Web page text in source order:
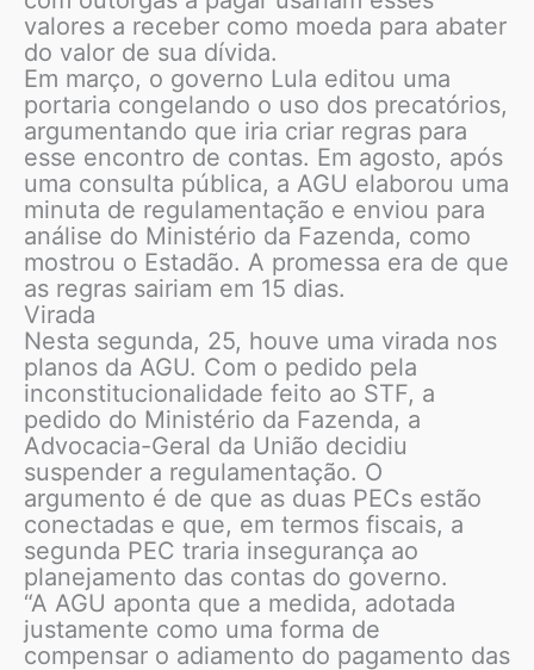
valores a receber como moeda para abater
do valor de sua dívida.
Em março, o governo Lula editou uma
portaria congelando o uso dos precatórios,
argumentando que iria criar regras para
esse encontro de contas. Em agosto, após
uma consulta pública, a AGU elaborou uma
minuta de regulamentação e enviou para
análise do Ministério da Fazenda, como
mostrou o Estadão. A promessa era de que
as regras sairiam em 15 dias.
Virada
Nesta segunda, 25, houve uma virada nos
planos da AGU. Com o pedido pela
inconstitucionalidade feito ao STF, a
pedido do Ministério da Fazenda, a
Advocacia-Geral da União decidiu
suspender a regulamentação. O
argumento é de que as duas PECs estão
conectadas e que, em termos fiscais, a
segunda PEC traria insegurança ao
planejamento das contas do governo.
“A AGU aponta que a medida, adotada
justamente como uma forma de
compensar o adiamento do pagamento das